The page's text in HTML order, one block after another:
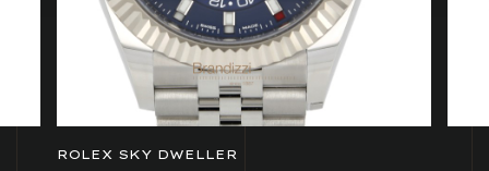
ROLEX SKY DWELLER